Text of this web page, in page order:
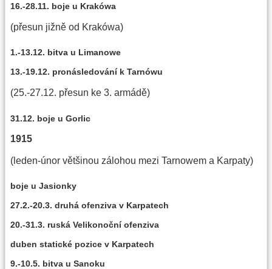
16.-28.11. boje u Krakówa
(přesun jižně od Krakówa)
1.-13.12. bitva u Limanowe
13.-19.12. pronásledování k Tarnówu
(25.-27.12. přesun ke 3. armádě)
31.12. boje u Gorlic
1915
(leden-únor většinou zálohou mezi Tarnowem a Karpaty)
boje u Jasionky
27.2.-20.3. druhá ofenziva v Karpatech
20.-31.3. ruská Velikonoční ofenziva
duben statické pozice v Karpatech
9.-10.5. bitva u Sanoku